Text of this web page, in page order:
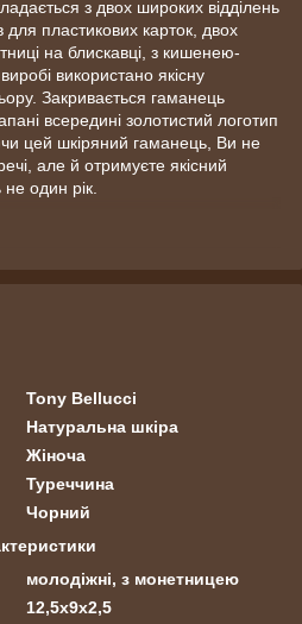
з двох широких відділень
для пластикових карток, двох
на блискавці, з кишенею-
використано якісну
Закривається гаманець
всередині золотистий логотип
цей шкіряний гаманець, Ви не
але й отримуєте якісний
один рік.
Tony Bellucci
Натуральна шкіра
Жіноча
Туреччина
Чорний
молодіжні, з монетницею
12,5х9х2,5